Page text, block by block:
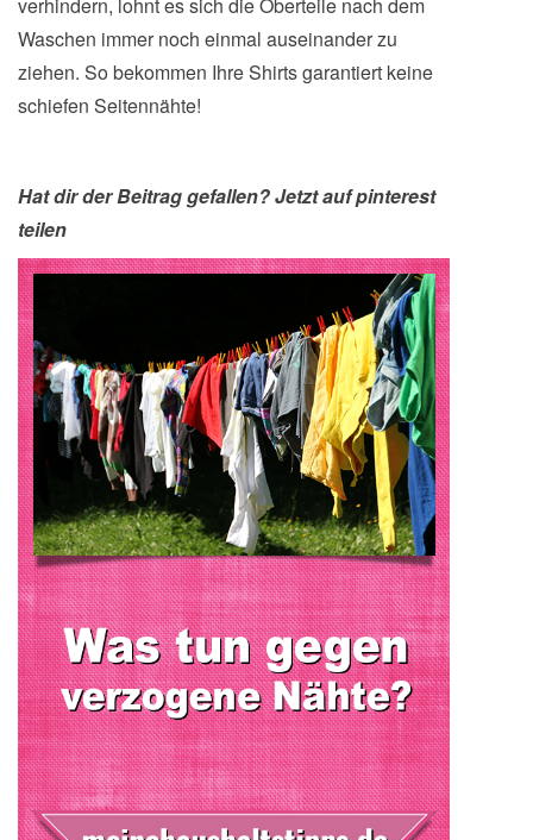
Waschen immer noch einmal auseinander zu
ziehen. So bekommen Ihre Shirts garantiert keine
schiefen Seitennähte!
Hat dir der Beitrag gefallen? Jetzt auf pinterest
teilen